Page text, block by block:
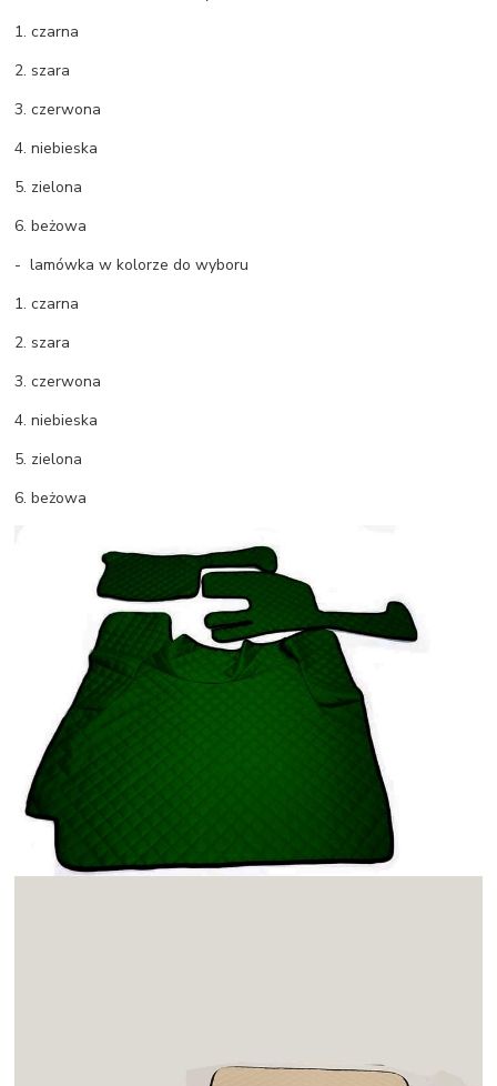
1. czarna
2. szara
3. czerwona
4. niebieska
5. zielona
6. beżowa
- lamówka w kolorze do wyboru
1. czarna
2. szara
3. czerwona
4. niebieska
5. zielona
6. beżowa